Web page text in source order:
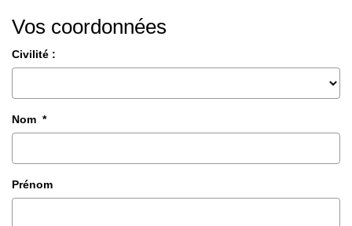
Notre Région
CONTACT
Vos coordonnées
Civilité :
Nom *
Prénom